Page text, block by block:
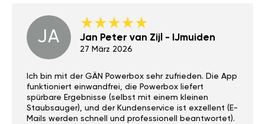
JA Jan Peter van Zijl - IJmuiden
27 März 2026
Ich bin mit der GÄN Powerbox sehr zufrieden. Die App
funktioniert einwandfrei, die Powerbox liefert
spürbare Ergebnisse (selbst mit einem kleinen
Staubsauger), und der Kundenservice ist exzellent (E-
Mails werden schnell und professionell beantwortet).